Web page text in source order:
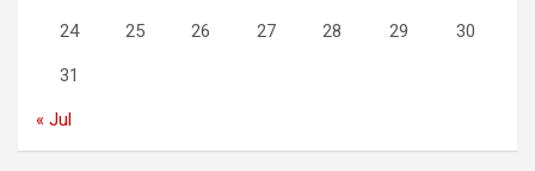
24 25 26 27 28 29 30
31
« Jul